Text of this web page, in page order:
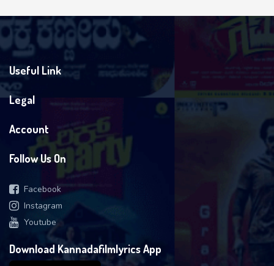
Useful Link
Legal
Account
Follow Us On
Facebook
Instagram
Youtube
Download Kannadafilmlyrics App